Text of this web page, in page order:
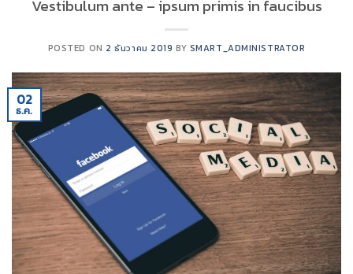
Vestibulum ante – ipsum primis in faucibus
POSTED ON 2 ธันวาคม 2019 BY SMART_ADMINISTRATOR
02
ธ.ค.